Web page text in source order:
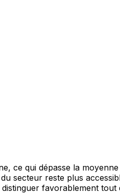
ce qui dépasse la
secteur reste plus
favorablement